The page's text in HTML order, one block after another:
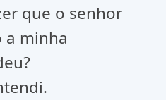
que o senhor
minha